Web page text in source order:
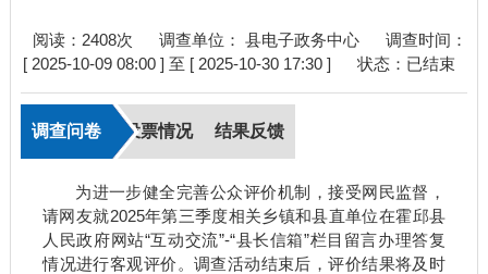
阅读： 2408次 调查单位： 县电子政务中心
调查时间：
[ 2025-10-09 08:00 ] 至 [ 2025-10-30 17:30 ]
状态： 已结束
调查问卷 投票情况 结果反馈
为进一步健全完善公众评价机制，接受网民监督，
请网友就2025年第三季度相关乡镇和县直单位在霍邱县
人民政府网站“互动交流”-“县长信箱”栏目留言办理答复
情况进行客观评价。调查活动结束后，评价结果将及时